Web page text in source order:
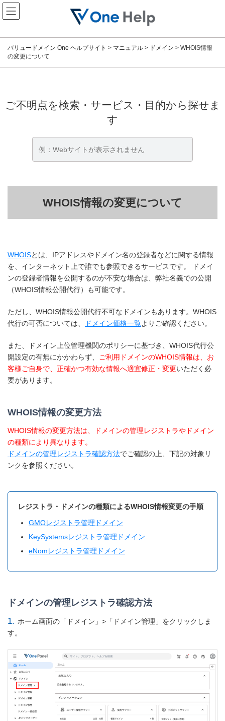
コ
ン
テ
ツ
キ
ナ
ビ
ゲ
シ
に
バリュードメイン One ヘルプサイト > マニュアル > ドメイン > WHOIS情報
の変更について
ご不明点を検索・サービス・目的から探せま
す
WHOIS情報の変更について
WHOISとは、IPアドレスやドメイン名の登録者などに関する情報
を、インターネット上で誰でも参照できるサービスです。 ドメイ
ンの登録者情報を公開するのが不安な場合は、弊社名義での公開
（WHOIS情報公開代行）も可能です。
ただし、WHOIS情報公開代行不可なドメインもあります。WHOIS
代行の可否については、
ドメイン価格一覧よりご確認ください。
また、ドメイン上位管理機関のポリシーに基づき、WHOIS代行公
開設定の有無にかかわらず、
ご利用ドメインのWHOIS情報は、お
客様ご自身で、正確かつ有効な情報へ適宜修正・変更いただく必
要があります。
WHOIS情報の変更方法
WHOIS情報の変更方法は、ドメインの管理レジストラやドメイン
の種類により異なります。
ドメインの管理レジストラ確認方法でご確認の上、下記の対象リ
ンクを参照ください。
レジストラ・ドメインの種類によるWHOIS情報変更の手順
GMOレジストラ管理ドメイン
KeySystemsレジストラ管理ドメイン
eNomレジストラ管理ドメイン
ドメインの管理レジストラ確認方法
1. ホーム画面の「ドメイン」>「ドメイン管理」をクリックしま
す。